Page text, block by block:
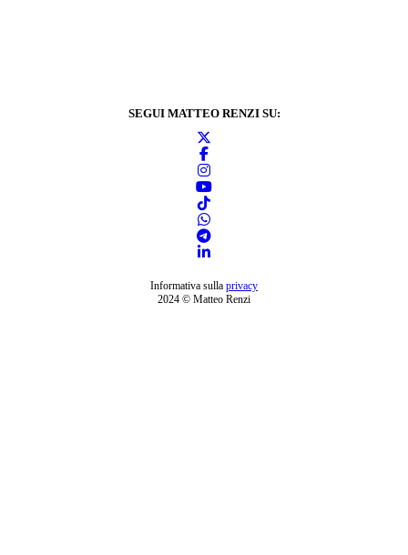
SEGUI MATTEO RENZI SU:
Informativa sulla privacy
2024 © Matteo Renzi